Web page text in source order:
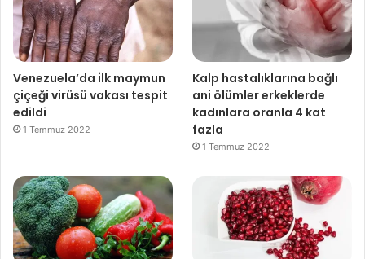
Venezuela’da ilk maymun
çiçeği virüsü vakası tespit
edildi
1 Temmuz 2022
Kalp hastalıklarına bağlı
ani ölümler erkeklerde
kadınlara oranla 4 kat
fazla
1 Temmuz 2022